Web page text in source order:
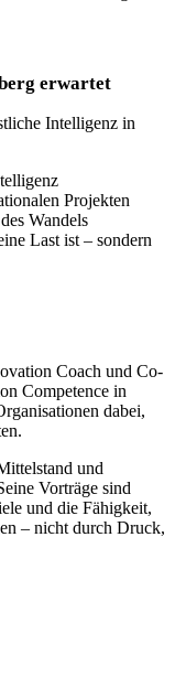
erwartet
Intelligenz in
Projekten
Wandels
Last ist – sondern
Coach und Co-
Competence in
dabei,
und
Vorträge sind
und die Fähigkeit,
– nicht durch Druck,